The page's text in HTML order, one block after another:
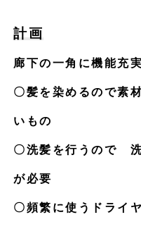
計画
廊下の一角に機能充
〇髪を染めるので素
いもの
〇洗髪を行うので
が必要
〇頻繁に使うドラ